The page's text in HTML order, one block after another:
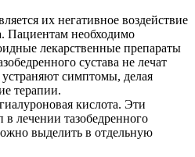
их негативное воздействие
Пациентам необходимо
лекарственные препараты
сустава не лечат
устраняют симптомы, делая
терапии.
кислота. Эти
лечении тазобедренного
выделить в отдельную